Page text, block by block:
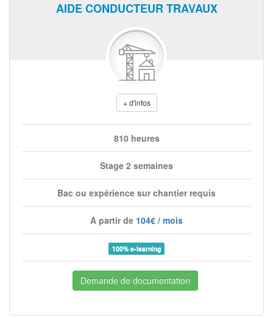
AIDE CONDUCTEUR TRAVAUX
+ d'infos
810 heures
Stage 2 semaines
Bac ou expérience sur chantier requis
A partir de 104€ / mois
100% e-learning
Demande de documentation